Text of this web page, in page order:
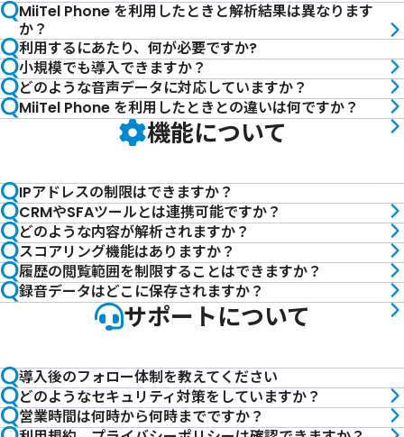
MiiTel Phone を利用したときと解析結果は異なります
か？
利用するにあたり、何が必要ですか?
小規模でも導入できますか？
どのような音声データに対応していますか？
MiiTel Phone を利用したときとの違いは何ですか？
機能について
IPアドレスの制限はできますか？
CRMやSFAツールとは連携可能ですか？
どのような内容が解析されますか？
スコアリング機能はありますか？
履歴の閲覧範囲を制限することはできますか？
録音データはどこに保存されますか？
サポートについて
導入後のフォロー体制を教えてください
どのようなセキュリティ対策をしていますか？
営業時間は何時から何時までですか？